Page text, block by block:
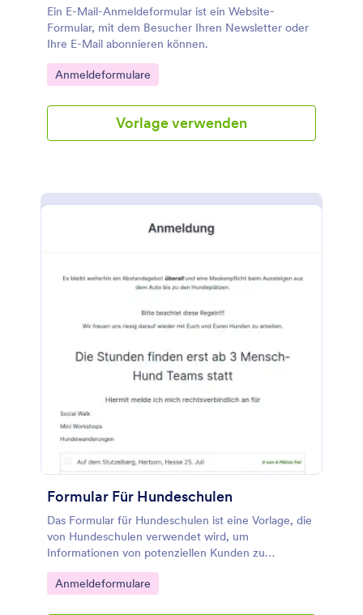
Ein E-Mail-Anmeldeformular ist ein Website-
Formular, mit dem Besucher Ihren Newsletter oder
Ihre E-Mail abonnieren können.
Go to Category:
Anmeldeformulare
Vorlage verwenden
Formular Für Hundeschulen
Das Formular für Hundeschulen ist eine Vorlage, die
von Hundeschulen verwendet wird, um
Informationen von potenziellen Kunden zu
sammeln, die Interesse an der Teilnahme an Kursen
oder anderen Dienstleistungen haben.
Go to Category:
Anmeldeformulare